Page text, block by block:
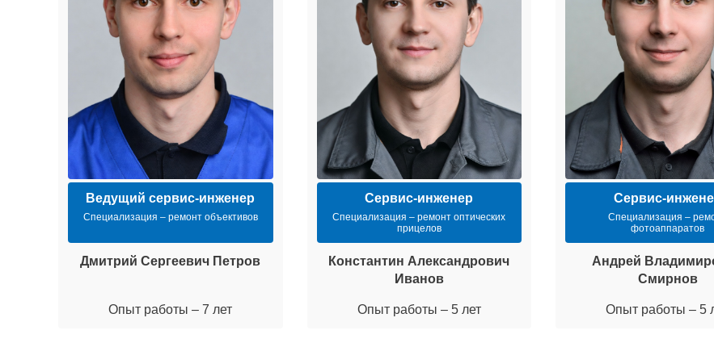
Ведущий сервис-инженер
Специализация – ремонт объективов
Дмитрий Сергеевич Петров
Опыт работы – 7 лет
Сервис-инженер
Специализация – ремонт оптических
прицелов
Константин Александрович
Иванов
Опыт работы – 5 лет
Сервис-
Специализация –
фотоаппаратов
Андрей
Смирнов
Опыт работы – 5